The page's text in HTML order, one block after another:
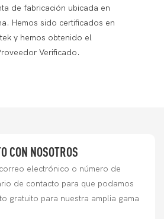
de fabricación ubicada en
Hemos sido certificados en
y hemos obtenido el
Verificado.
CON NOSOTROS
electrónico o número de
de contacto para que podamos
gratuito para nuestra amplia gama